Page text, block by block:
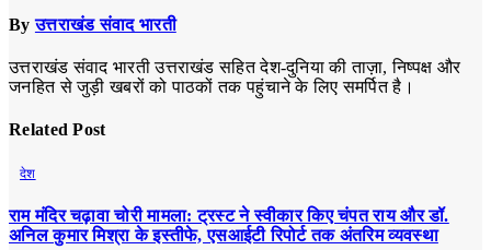
Byउत्तराखंड संवाद भारती
उत्तराखंड संवाद भारती उत्तराखंड सहित देश-दुनिया की ताज़ा, निष्पक्ष और
जनहित से जुड़ी खबरों को पाठकों तक पहुंचाने के लिए समर्पित है।
Related Post
देश
राम मंदिर चढ़ावा चोरी मामला: ट्रस्ट ने स्वीकार किए चंपत राय और डॉ.
अनिल कुमार मिश्रा के इस्तीफे, एसआईटी रिपोर्ट तक अंतरिम व्यवस्था